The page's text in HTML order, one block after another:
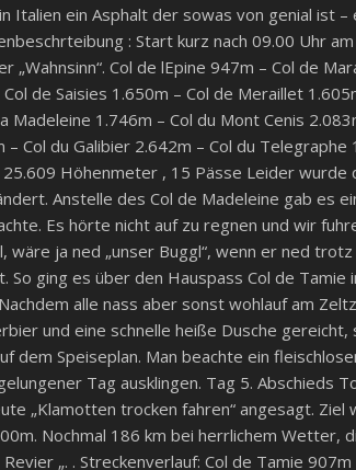
Italien ein Asphalt der sowas von genial ist
: Start kurz nach 09.00 Uhr
Col de lEpine 947m – Col de
de Saisies 1.650m – Col de Meraillet
Madeleine 1.746m – Col du Mont Cenis
Col du Galibier 2.642m – Col du
25.609 Höhenmeter , 15 Pässe Leider
Anstelle des Col de Madeleine gab es
Es hörte nicht auf zu regnen und wir
wäre ja ned „unser Buggl“, wenn er ned
So ging es über den Hauspass Col de Tamie
alle nass aber sonst wohlauf am
und eine schnelle heiße Dusche gereicht,
dem Speiseplan. Man beachte ein
Tag ausklingen. Tag 5. Abschieds
„Klamotten trocken fahren“ angesagt.
Nochmal 186 km bei herrlichem Wetter,
„. . Streckenverlauf: Col de Tamie